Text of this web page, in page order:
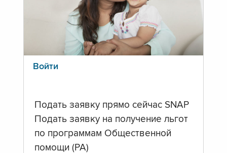
Войти
Подать заявку прямо сейчас SNAP
Подать заявку на получение льгот
по программам Общественной
помощи (PA)